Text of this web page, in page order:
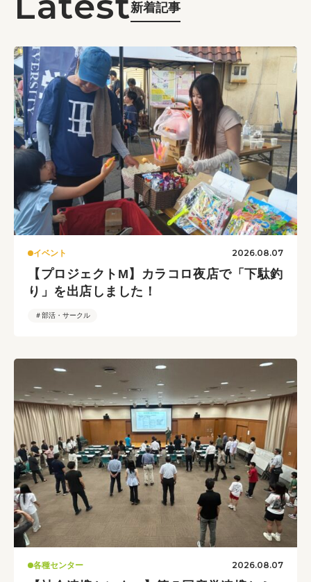
新着記事
イベント 2026.08.07
【プロジェクトM】カラコロ夜店で「下駄釣
り」を出店しました！
＃部活・サークル
各種センター 2026.08.07